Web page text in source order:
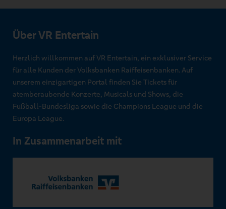
Über VR Entertain
Herzlich willkommen auf VR Entertain, ein exklusiver Service
für alle Kunden der Volksbanken Raiffeisenbanken. Auf
unserem einzigartigen Portal finden Sie Tickets für
atemberaubende Konzerte, Musicals und Shows, die
Fußball-Bundesliga sowie die Champions League und die
Europa League.
In Zusammenarbeit mit